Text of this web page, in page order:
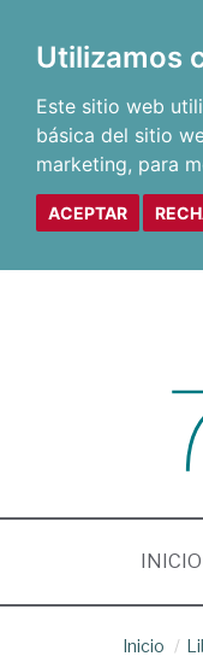
Utilizamos
Este sitio web
básica del sitio
marketing, para
ACEPTAR
INICIO
Inicio